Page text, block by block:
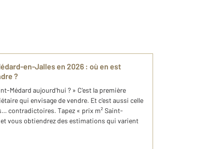
en-Jalles en 2026 : où en est
?
Médard aujourd'hui ? » C'est la première
qui envisage de vendre. Et c'est aussi celle
contradictoires. Tapez « prix m² Saint-
vous obtiendrez des estimations qui varient